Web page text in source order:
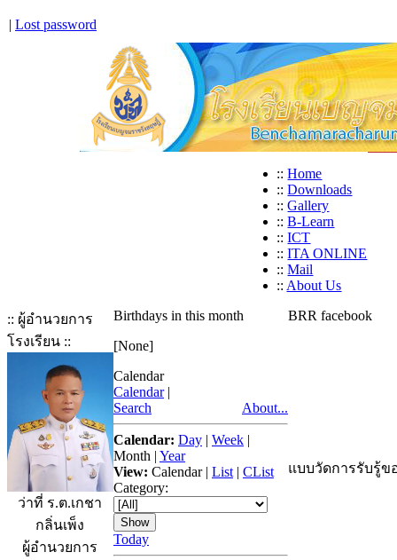
| Lost password
:: Home
:: Downloads
:: Gallery
:: B-Learn
:: ICT
:: ITA ONLINE
:: Mail
:: About Us
:: ผู้อำนวยการ
โรงเรียน ::
ว่าที่ ร.ต.เกชา
กลิ่นเพ็ง
ผู้อำนวยการ
Birthdays in this month
[None]
Calendar
Calendar |
Search
About...
Calendar: Day | Week |
Month | Year
View: Calendar| List | CList
Category:
Today
BRR facebook
แบบวัดการรับรู้ข